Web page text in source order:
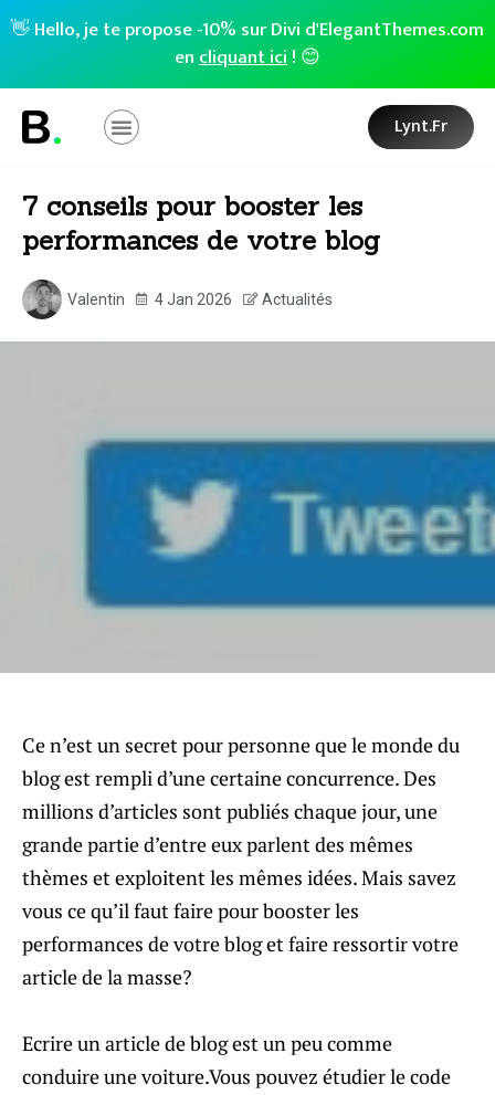
👋 Hello, je te propose -10% sur Divi d'ElegantThemes.com
encliquant ici! 😊
Lynt.fr
7 conseils pour booster les
performances de votre blog
Valentin 4 Jan 2026 Actualités
Ce n’est un secret pour personne que le monde du
blog est rempli d’une certaine concurrence. Des
millions d’articles sont publiés chaque jour, une
grande partie d’entre eux parlent des mêmes
thèmes et exploitent les mêmes idées. Mais savez
vous ce qu’il faut faire pour booster les
performances de votre blog et faire ressortir votre
article de la masse?
Ecrire un article de blog est un peu comme
conduire une voiture.Vous pouvez étudier le code